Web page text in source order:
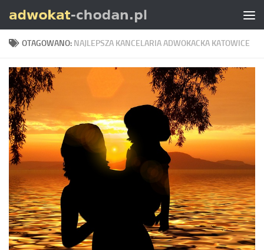
Skip to content
OTAGOWANO: NAJLEPSZA KANCELARIA ADWOKACKA KATOWICE